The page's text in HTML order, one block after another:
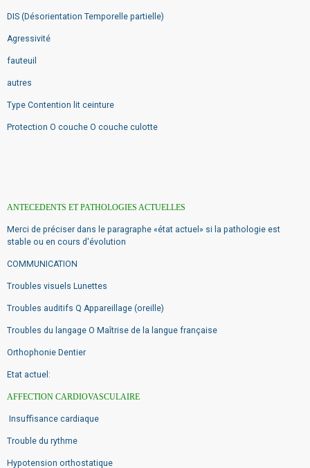
DIS (Désorientation Temporelle partielle)
Agressivité
fauteuil
autres
Type Contention lit ceinture
Protection O couche O couche culotte
ANTECEDENTS ET PATHOLOGIES ACTUELLES
Merci de préciser dans le paragraphe «état actuel» si la pathologie est
stable ou en cours d'évolution
COMMUNICATION
Troubles visuels Lunettes
Troubles auditifs Q Appareillage (oreille)
Troubles du langage O Maîtrise de la langue française
Orthophonie Dentier
Etat actuel:
AFFECTION CARDIOVASCULAIRE
Insuffisance cardiaque
Trouble du rythme
Hypotension orthostatique